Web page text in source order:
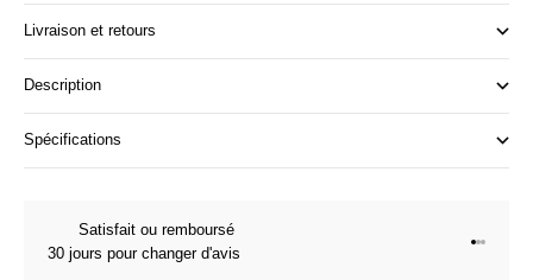
Livraison et retours
Description
Spécifications
Satisfait ou remboursé
30 jours pour changer d'avis
Aller à
Aller à
Aller à